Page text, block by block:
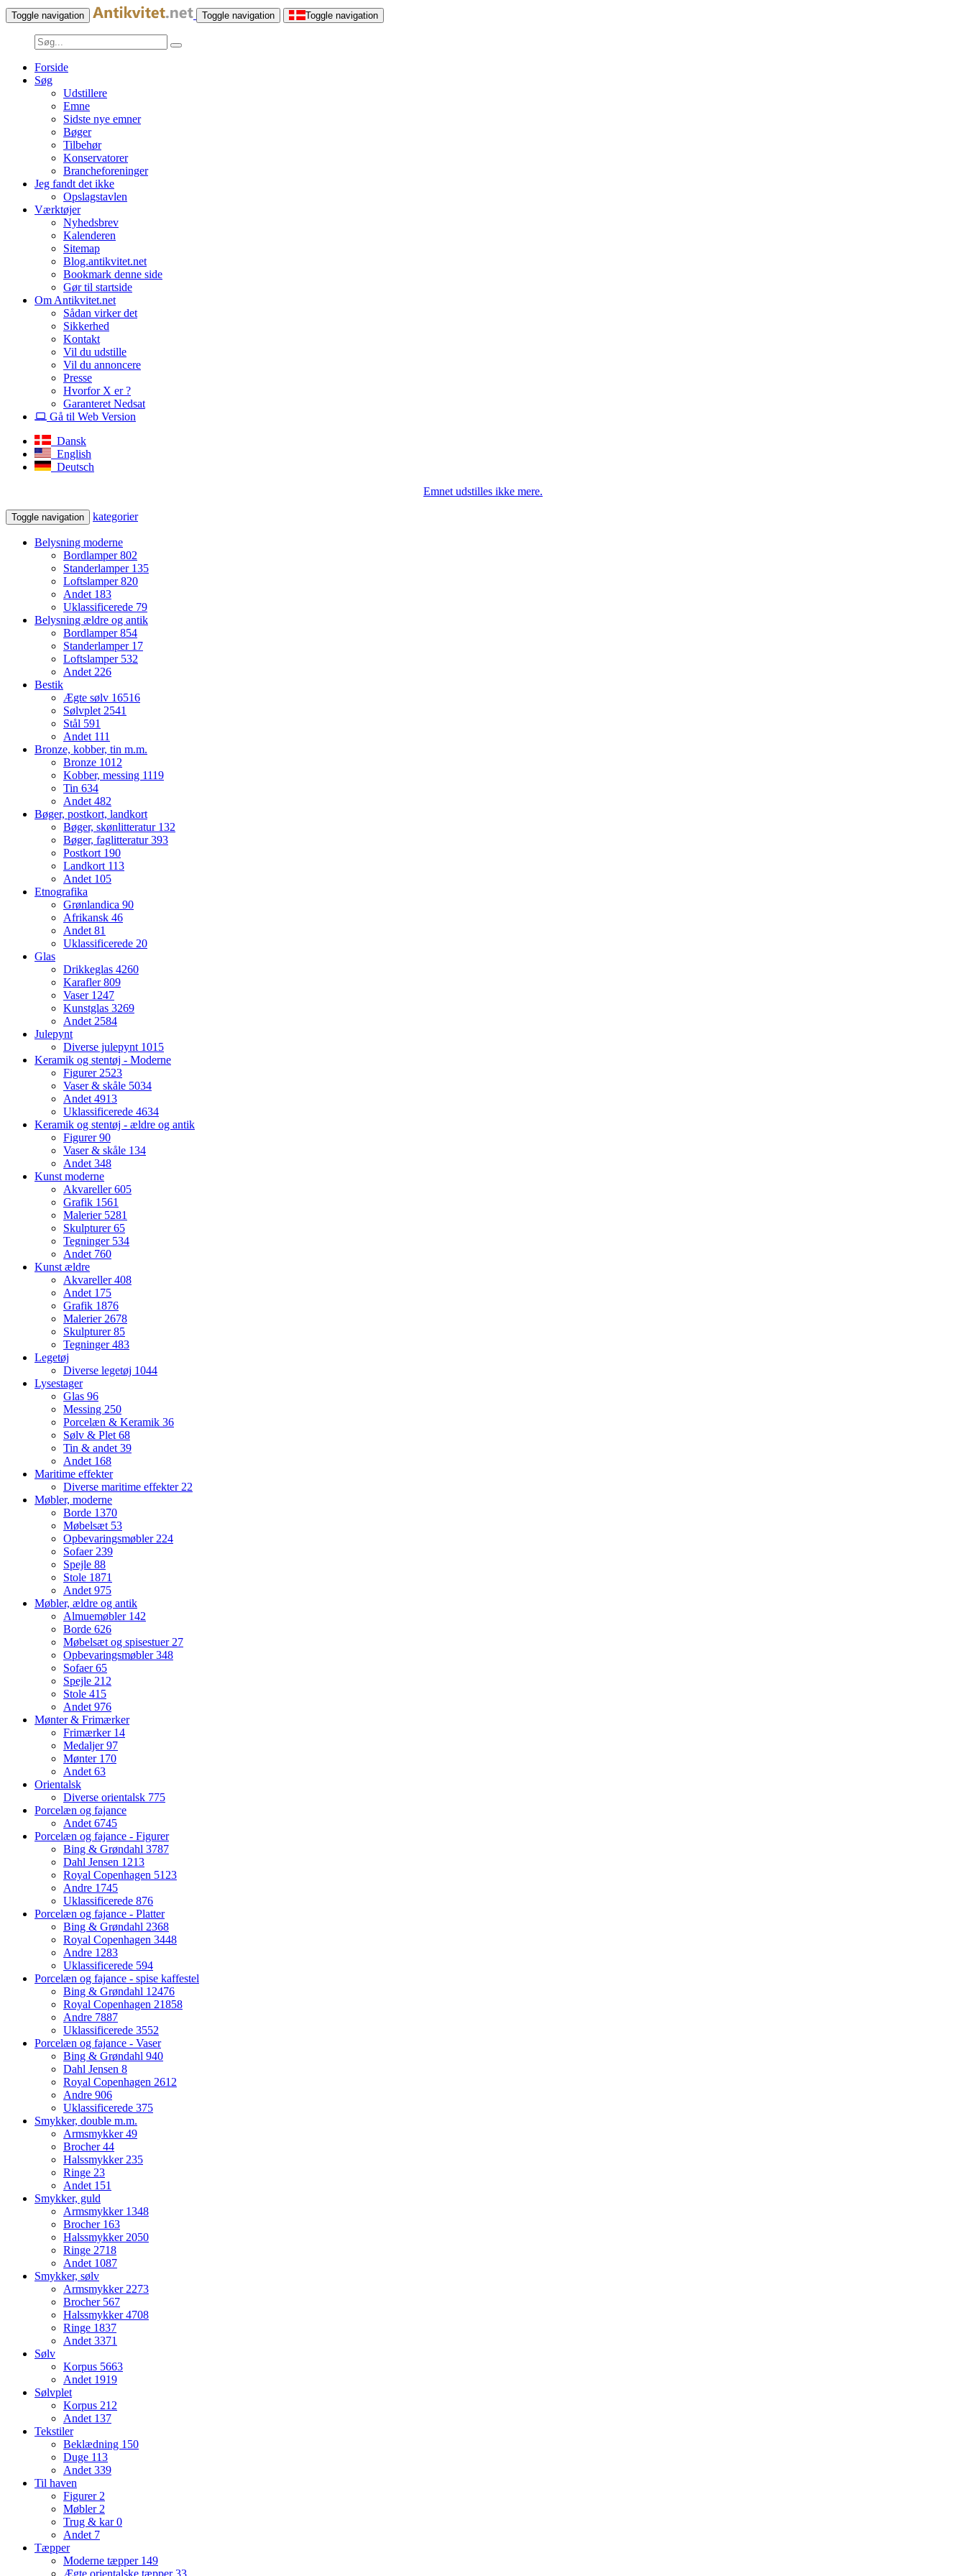
Toggle navigation Toggle navigation Toggle navigation
Forside
Søg
Udstillere
Emne
Sidste nye emner
Bøger
Tilbehør
Konservatorer
Brancheforeninger
Jeg fandt det ikke
Opslagstavlen
Værktøjer
Nyhedsbrev
Kalenderen
Sitemap
Blog.antikvitet.net
Bookmark denne side
Gør til startside
Om Antikvitet.net
Sådan virker det
Sikkerhed
Kontakt
Vil du udstille
Vil du annoncere
Presse
Hvorfor X er ?
Garanteret Nedsat
Gå til Web Version
Dansk
English
Deutsch
Emnet udstilles ikke mere.
Toggle navigation kategorier
Belysning moderne
Bordlamper802
Standerlamper 135
Loftslamper820
Andet 183
Uklassificerede 79
Belysning ældre og antik
Bordlamper854
Standerlamper 17
Loftslamper 532
Andet 226
Bestik
Ægte sølv 16516
Sølvplet 2541
Stål 591
Andet 111
Bronze, kobber, tin m.m.
Bronze 1012
Kobber, messing 1119
Tin 634
Andet 482
Bøger, postkort, landkort
Bøger, skønlitteratur 132
Bøger, faglitteratur393
Postkort 190
Landkort 113
Andet 105
Etnografika
Grønlandica 90
Afrikansk 46
Andet 81
Uklassificerede 20
Glas
Drikkeglas 4260
Karafler809
Vaser 1247
Kunstglas 3269
Andet 2584
Julepynt
Diverse julepynt 1015
Keramik og stentøj - Moderne
Figurer 2523
Vaser & skåle 5034
Andet 4913
Uklassificerede 4634
Keramik og stentøj - ældre og antik
Figurer90
Vaser & skåle 134
Andet 348
Kunst moderne
Akvareller605
Grafik 1561
Malerier 5281
Skulpturer65
Tegninger 534
Andet 760
Kunst ældre
Akvareller408
Andet 175
Grafik 1876
Malerier 2678
Skulpturer85
Tegninger483
Legetøj
Diverse legetøj 1044
Lysestager
Glas 96
Messing 250
Porcelæn & Keramik 36
Sølv & Plet 68
Tin & andet 39
Andet 168
Maritime effekter
Diverse maritime effekter 22
Møbler, moderne
Borde 1370
Møbelsæt 53
Opbevaringsmøbler 224
Sofaer 239
Spejle 88
Stole 1871
Andet 975
Møbler, ældre og antik
Almuemøbler 142
Borde 626
Møbelsæt og spisestuer 27
Opbevaringsmøbler348
Sofaer65
Spejle 212
Stole 415
Andet 976
Mønter & Frimærker
Frimærker 14
Medaljer97
Mønter 170
Andet 63
Orientalsk
Diverse orientalsk 775
Porcelæn og fajance
Andet 6745
Porcelæn og fajance - Figurer
Bing & Grøndahl 3787
Dahl Jensen 1213
Royal Copenhagen 5123
Andre 1745
Uklassificerede 876
Porcelæn og fajance - Platter
Bing & Grøndahl 2368
Royal Copenhagen 3448
Andre 1283
Uklassificerede 594
Porcelæn og fajance - spise kaffestel
Bing & Grøndahl 12476
Royal Copenhagen 21858
Andre 7887
Uklassificerede 3552
Porcelæn og fajance - Vaser
Bing & Grøndahl 940
Dahl Jensen 8
Royal Copenhagen 2612
Andre 906
Uklassificerede 375
Smykker, double m.m.
Armsmykker49
Brocher44
Halssmykker 235
Ringe 23
Andet 151
Smykker, guld
Armsmykker 1348
Brocher 163
Halssmykker 2050
Ringe 2718
Andet 1087
Smykker, sølv
Armsmykker 2273
Brocher 567
Halssmykker4708
Ringe 1837
Andet 3371
Sølv
Korpus 5663
Andet 1919
Sølvplet
Korpus 212
Andet 137
Tekstiler
Beklædning 150
Duge 113
Andet 339
Til haven
Figurer 2
Møbler 2
Trug & kar0
Andet 7
Tæpper
Moderne tæpper 149
Ægte orientalske tæpper 33